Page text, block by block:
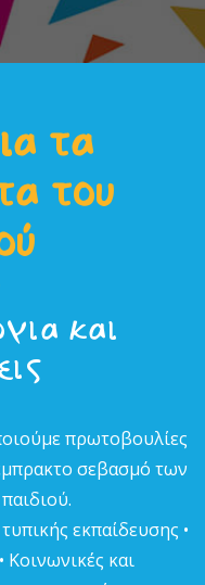
τα
του
και
πρωτοβουλίες
σεβασµό των
εκπαίδευσης •
Κοινωνικές και